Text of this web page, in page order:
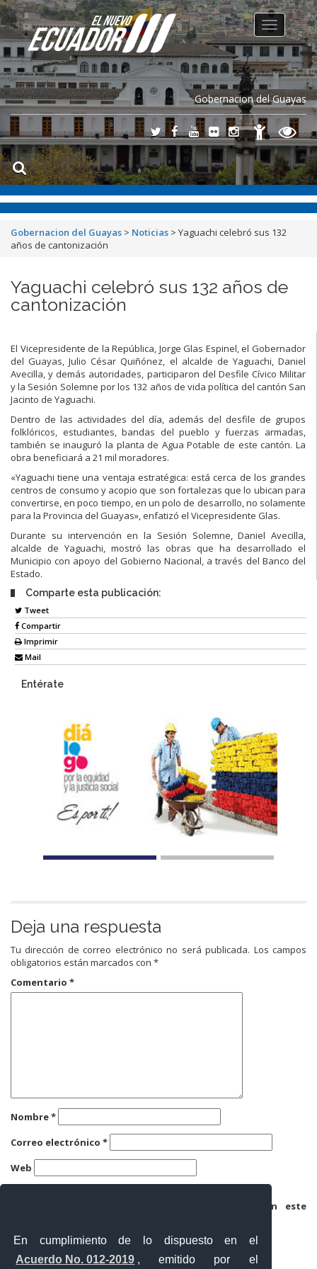
En cumplimiento de lo dispuesto en el
Acuerdo No. 012-2019 , emitido por el
Gobernacion del Guayas
Toggle
navigation
Gobernacion del Guayas > Noticias > Yaguachi celebró sus 132
años de cantonización
Yaguachi celebró sus 132 años de
cantonización
El Vicepresidente de la República, Jorge Glas Espinel, el Gobernador
del Guayas, Julio César Quiñónez, el alcalde de Yaguachi, Daniel
Avecilla, y demás autoridades, participaron del Desfile Cívico Militar
y la Sesión Solemne por los 132 años de vida política del cantón San
Jacinto de Yaguachi.
Dentro de las actividades del día, además del desfile de grupos
folklóricos, estudiantes, bandas del pueblo y fuerzas armadas,
también se inauguró la planta de Agua Potable de este cantón. La
obra beneficiará a 21 mil moradores.
«Yaguachi tiene una ventaja estratégica: está cerca de los grandes
centros de consumo y acopio que son fortalezas que lo ubican para
convertirse, en poco tiempo, en un polo de desarrollo, no solamente
para la Provincia del Guayas», enfatizó el Vicepresidente Glas.
Durante su intervención en la Sesión Solemne, Daniel Avecilla,
alcalde de Yaguachi, mostró las obras que ha desarrollado el
Municipio con apoyo del Gobierno Nacional, a través del Banco del
Estado.
Comparte esta publicación:
Tweet
Compartir
Imprimir
Mail
Entérate
Deja una respuesta
Tu dirección de correo electrónico no será publicada. Los campos
obligatorios están marcados con *
Comentario *
Nombre*
Correo electrónico *
Web
Guarda mi nombre, correo electrónico y web en este